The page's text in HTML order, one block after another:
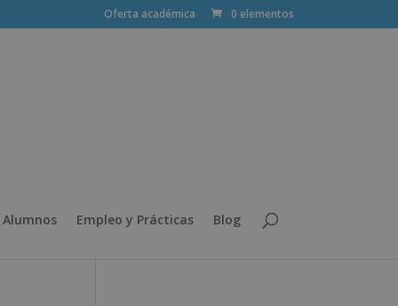
Oferta académica 0 elementos
Empleo y Prácticas Blog